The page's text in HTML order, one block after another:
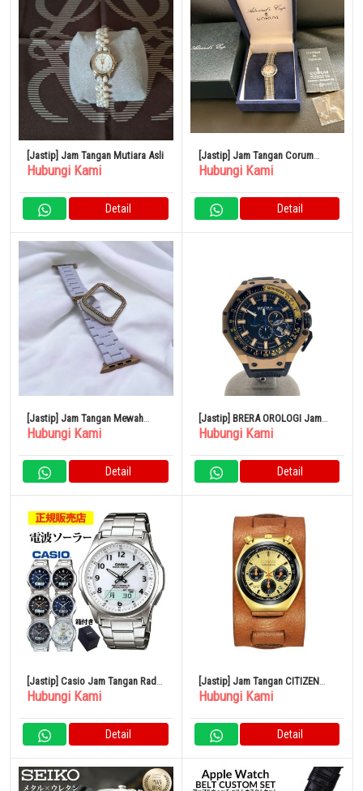
[Jastip] Jam Tangan Mutiara Asli
Hubungi Kami
Detail
[Jastip] Jam Tangan Corum
Admiral’s Cup
Hubungi Kami
Detail
[Jastip] Jam Tangan Mewah
Applewatch Band 44mm
Hubungi Kami
Detail
[Jastip] BRERA OROLOGI Jam
Tangan Kuarsa Analog
Hubungi Kami
Detail
[Jastip] Casio Jam Tangan Radio
Solar Pria Analog
Hubungi Kami
Detail
[Jastip] Jam Tangan CITIZEN
Red Monkey Hollywood
Hubungi Kami
Detail